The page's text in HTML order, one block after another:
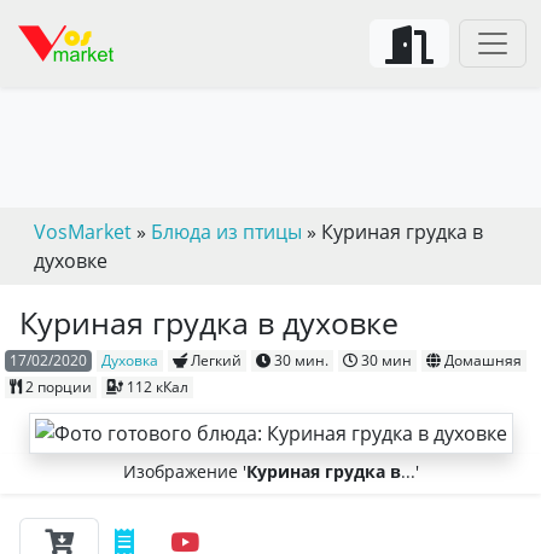
VosMarket» Блюда из птицы » Куриная грудка в
духовке
Куриная грудка в духовке
17/02/2020 Духовка Легкий 30 мин. 30 мин
Домашняя
2 порции
112 кКал
Изображение 'Куриная грудка в...'